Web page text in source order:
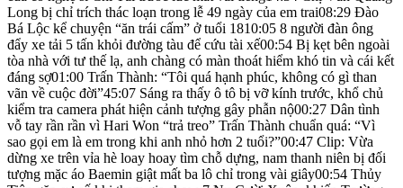
Long bị chỉ trích thác loạn trong lễ 49 ngày của em trai08:29 Đào
Bá Lộc kể chuyện “ăn trái cấm” ở tuổi 1810:05 8 người đàn ông
đẩy xe tải 5 tấn khỏi đường tàu để cứu tài xế00:54 Bị kẹt bên ngoài
tòa nhà với tư thế lạ, anh chàng có màn thoát hiểm khó tin và cái kết
đáng sợ01:00 Trấn Thành: “Tôi quá hạnh phúc, không có gì than
vãn về cuộc đời”45:07 Sáng ra thấy ô tô bị vỡ kính trước, khổ chủ
kiểm tra camera phát hiện cảnh tượng gây phẫn nộ00:27 Dân tình
vỗ tay rần rần vì Hari Won “trả treo” Trấn Thành chuẩn quá: “Vì
sao gọi em là em trong khi anh nhỏ hơn 2 tuổi?”00:47 Clip: Vừa
dừng xe trên vỉa hè loay hoay tìm chỗ dựng, nam thanh niên bị đối
tượng mặc áo Baemin giật mất ba lô chỉ trong vài giây00:54 Thủy